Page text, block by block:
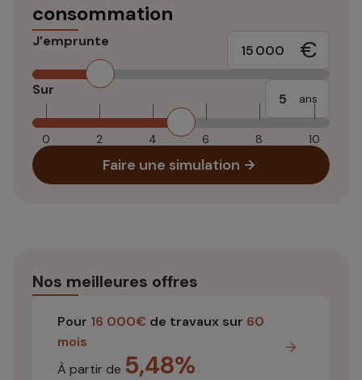
consommation
J’emprunte €
Sur
ans
0 2 4 6 8 10
Faire une simulation
Nos meilleures offres
Pour 16 000€ de travaux sur 60
mois
À partir de 5,48%